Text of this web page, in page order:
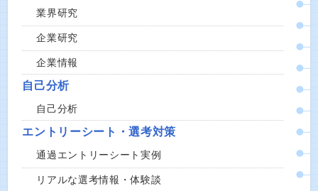
業界研究
企業研究
企業情報
自己分析
自己分析
エントリーシート・選考対策
通過エントリーシート実例
リアルな選考情報・体験談